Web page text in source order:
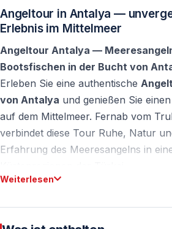
Angeltour in Antalya —
Erlebnis im Mittelmeer
Angeltour Antalya —
Bootsfischen in der Bucht von
Erleben Sie eine authentische
von Antalya und genießen Sie
auf dem Mittelmeer. Fernab vom
verbindet diese Tour Ruhe, Natur
Erfahrung des Meeresangelns in
Meeresangeln in der Bucht
Weiterlesen